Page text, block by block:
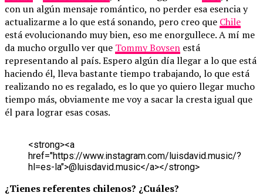
con un algún mensaje romántico, no perder esa esencia y
actualizarme a lo que está sonando, pero creo que Chile
está evolucionando muy bien, eso me enorgullece. A mí me
da mucho orgullo ver que Tommy Boysen está
representando al país. Espero algún día llegar a lo que está
haciendo él, lleva bastante tiempo trabajando, lo que está
realizando no es regalado, es lo que yo quiero llegar mucho
tiempo más, obviamente me voy a sacar la cresta igual que
él para lograr esas cosas.
<strong><a
href="https://www.instagram.com/luisdavid.music/?
hl=es-la">@luisdavid.music</a></strong>
¿Tienes referentes chilenos? ¿Cuáles?